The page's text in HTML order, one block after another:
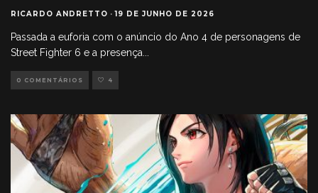
RICARDO ANDRETTO · 19 DE JUNHO DE 2026
Passada a euforia com o anúncio do Ano 4 de personagens de
Street Fighter 6 e a presença...
0 COMENTÁRIOS 4